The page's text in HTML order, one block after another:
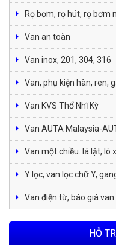
Rọ bơm, rọ hút, rọ bơm
Van an toàn
Van inox, 201, 304, 316
Van, phụ kiện hàn, ren,
Van KVS Thổ Nhĩ Kỳ
Van AUTA Malaysia-
Van một chiều. lá lật, lò
Y lọc, van lọc chữ Y,
Van điện từ, báo giá van
HỖ